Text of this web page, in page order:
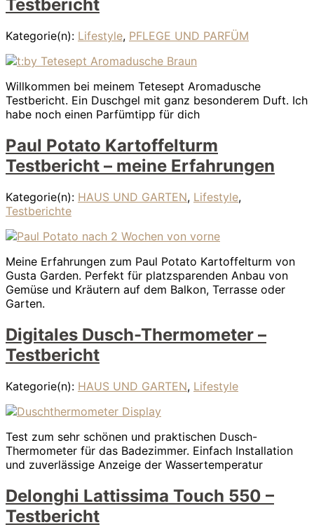
Testbericht
Kategorie(n): Lifestyle, PFLEGE UND PARFÜM
Willkommen bei meinem Tetesept Aromadusche
Testbericht. Ein Duschgel mit ganz besonderem Duft. Ich
habe noch einen Parfümtipp für dich
Paul Potato Kartoffelturm
Testbericht – meine Erfahrungen
Kategorie(n): HAUS UND GARTEN, Lifestyle,
Testberichte
Meine Erfahrungen zum Paul Potato Kartoffelturm von
Gusta Garden. Perfekt für platzsparenden Anbau von
Gemüse und Kräutern auf dem Balkon, Terrasse oder
Garten.
Digitales Dusch-Thermometer –
Testbericht
Kategorie(n): HAUS UND GARTEN, Lifestyle
Test zum sehr schönen und praktischen Dusch-
Thermometer für das Badezimmer. Einfach Installation
und zuverlässige Anzeige der Wassertemperatur
Delonghi Lattissima Touch 550 –
Testbericht